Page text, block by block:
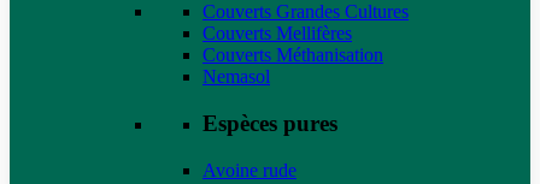
Couverts Grandes Cultures
Couverts Mellifères
Couverts Méthanisation
Nemasol
Espèces pures
Avoine rude